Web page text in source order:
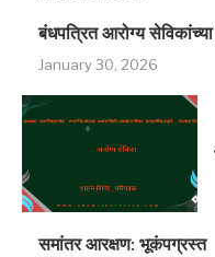
बंधपत्रित आरोग्य सेविकांच्या
January 30, 2026
समांतर आरक्षण: भूकंपग्रस्‍त